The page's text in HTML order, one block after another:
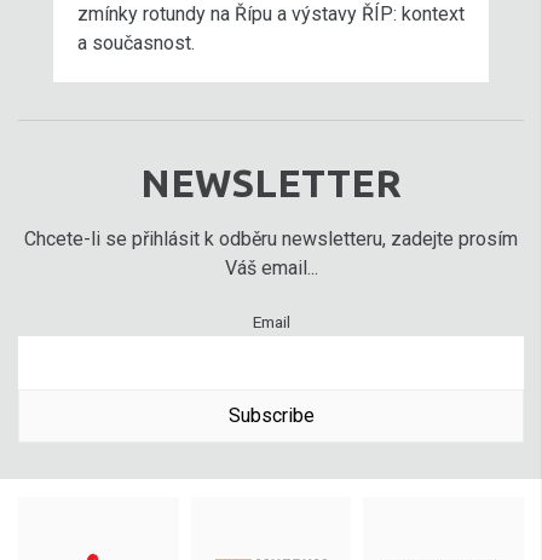
zmínky rotundy na Řípu a výstavy ŘÍP: kontext
a současnost.
NEWSLETTER
Chcete-li se přihlásit k odběru newsletteru, zadejte prosím
Váš email...
Email
Subscribe